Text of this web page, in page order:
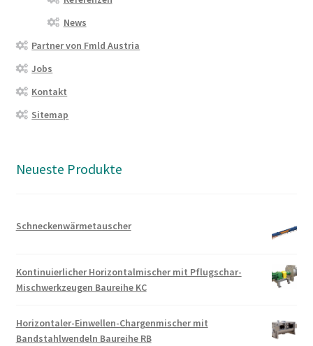
News
Partner von Fmld Austria
Jobs
Kontakt
Sitemap
Neueste Produkte
Schneckenwärmetauscher
Kontinuierlicher Horizontalmischer mit Pflugschar-
Mischwerkzeugen Baureihe KC
Horizontaler-Einwellen-Chargenmischer mit
Bandstahlwendeln Baureihe RB